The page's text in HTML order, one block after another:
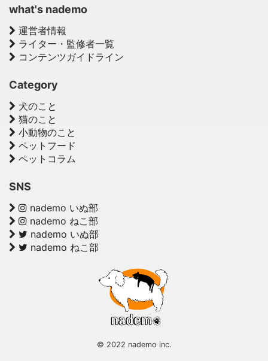
what's nademo
運営者情報
ライター・監修者一覧
コンテンツガイドライン
Category
犬のこと
猫のこと
小動物のこと
ペットフード
ペットコラム
SNS
nademo いぬ部
nademo ねこ部
nademo いぬ部
nademo ねこ部
© 2022 nademo inc.